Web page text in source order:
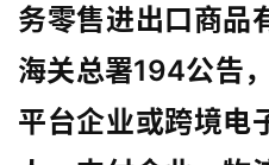
务零售进出口商品
海关总署194公告
平台企业或跨境电